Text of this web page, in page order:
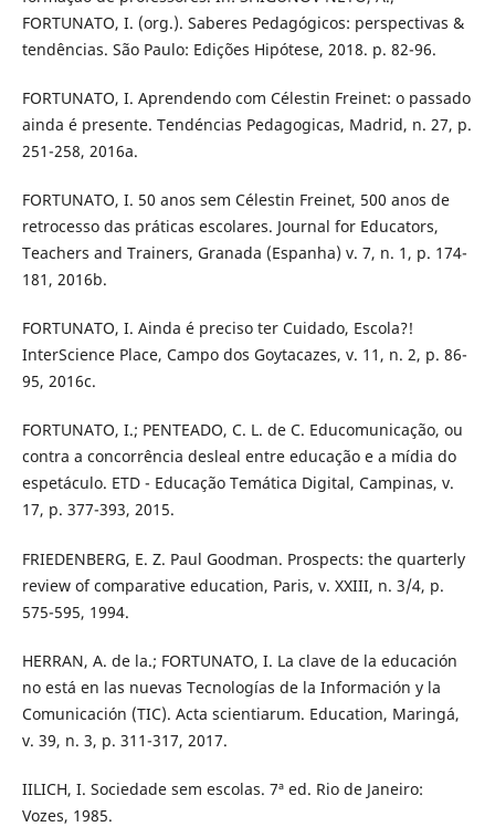
FORTUNATO, I. (org.). Saberes Pedagógicos: perspectivas &
tendências. São Paulo: Edições Hipótese, 2018. p. 82-96.
FORTUNATO, I. Aprendendo com Célestin Freinet: o passado
ainda é presente. Tendéncias Pedagogicas, Madrid, n. 27, p.
251-258, 2016a.
FORTUNATO, I. 50 anos sem Célestin Freinet, 500 anos de
retrocesso das práticas escolares. Journal for Educators,
Teachers and Trainers, Granada (Espanha) v. 7, n. 1, p. 174-
181, 2016b.
FORTUNATO, I. Ainda é preciso ter Cuidado, Escola?!
InterScience Place, Campo dos Goytacazes, v. 11, n. 2, p. 86-
95, 2016c.
FORTUNATO, I.; PENTEADO, C. L. de C. Educomunicação, ou
contra a concorrência desleal entre educação e a mídia do
espetáculo. ETD - Educação Temática Digital, Campinas, v.
17, p. 377-393, 2015.
FRIEDENBERG, E. Z. Paul Goodman. Prospects: the quarterly
review of comparative education, Paris, v. XXIII, n. 3/4, p.
575-595, 1994.
HERRAN, A. de la.; FORTUNATO, I. La clave de la educación
no está en las nuevas Tecnologías de la Información y la
Comunicación (TIC). Acta scientiarum. Education, Maringá,
v. 39, n. 3, p. 311-317, 2017.
IILICH, I. Sociedade sem escolas. 7ª ed. Rio de Janeiro:
Vozes, 1985.